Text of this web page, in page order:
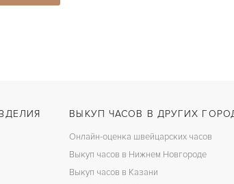
ВЫКУП ЧАСОВ В ДРУГИХ
Онлайн-оценка швейцарских часов
Выкуп часов в Нижнем Новгороде
Выкуп часов в Казани